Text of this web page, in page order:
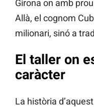
Girona on amb
Allà, el cognom
milionari, sinó a
El taller on
caràcter
La història